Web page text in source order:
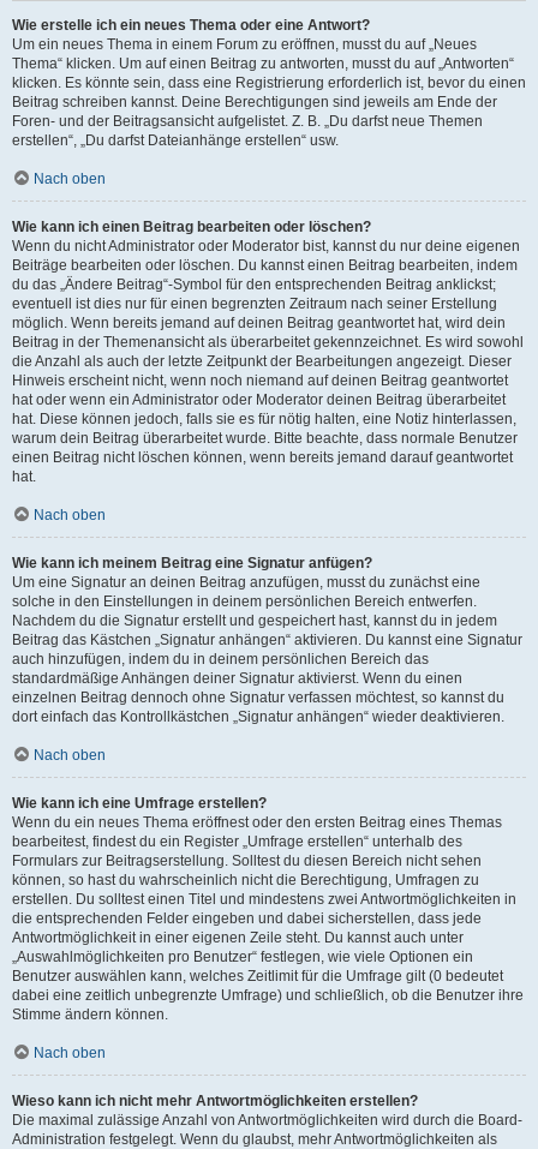
Wie erstelle ich ein neues Thema oder eine Antwort?
Um ein neues Thema in einem Forum zu eröffnen, musst du auf „Neues
Thema“ klicken. Um auf einen Beitrag zu antworten, musst du auf „Antworten“
klicken. Es könnte sein, dass eine Registrierung erforderlich ist, bevor du einen
Beitrag schreiben kannst. Deine Berechtigungen sind jeweils am Ende der
Foren- und der Beitragsansicht aufgelistet. Z. B. „Du darfst neue Themen
erstellen“, „Du darfst Dateianhänge erstellen“ usw.
Nach oben
Wie kann ich einen Beitrag bearbeiten oder löschen?
Wenn du nicht Administrator oder Moderator bist, kannst du nur deine eigenen
Beiträge bearbeiten oder löschen. Du kannst einen Beitrag bearbeiten, indem
du das „Ändere Beitrag“-Symbol für den entsprechenden Beitrag anklickst;
eventuell ist dies nur für einen begrenzten Zeitraum nach seiner Erstellung
möglich. Wenn bereits jemand auf deinen Beitrag geantwortet hat, wird dein
Beitrag in der Themenansicht als überarbeitet gekennzeichnet. Es wird sowohl
die Anzahl als auch der letzte Zeitpunkt der Bearbeitungen angezeigt. Dieser
Hinweis erscheint nicht, wenn noch niemand auf deinen Beitrag geantwortet
hat oder wenn ein Administrator oder Moderator deinen Beitrag überarbeitet
hat. Diese können jedoch, falls sie es für nötig halten, eine Notiz hinterlassen,
warum dein Beitrag überarbeitet wurde. Bitte beachte, dass normale Benutzer
einen Beitrag nicht löschen können, wenn bereits jemand darauf geantwortet
hat.
Nach oben
Wie kann ich meinem Beitrag eine Signatur anfügen?
Um eine Signatur an deinen Beitrag anzufügen, musst du zunächst eine
solche in den Einstellungen in deinem persönlichen Bereich entwerfen.
Nachdem du die Signatur erstellt und gespeichert hast, kannst du in jedem
Beitrag das Kästchen „Signatur anhängen“ aktivieren. Du kannst eine Signatur
auch hinzufügen, indem du in deinem persönlichen Bereich das
standardmäßige Anhängen deiner Signatur aktivierst. Wenn du einen
einzelnen Beitrag dennoch ohne Signatur verfassen möchtest, so kannst du
dort einfach das Kontrollkästchen „Signatur anhängen“ wieder deaktivieren.
Nach oben
Wie kann ich eine Umfrage erstellen?
Wenn du ein neues Thema eröffnest oder den ersten Beitrag eines Themas
bearbeitest, findest du ein Register „Umfrage erstellen“ unterhalb des
Formulars zur Beitragserstellung. Solltest du diesen Bereich nicht sehen
können, so hast du wahrscheinlich nicht die Berechtigung, Umfragen zu
erstellen. Du solltest einen Titel und mindestens zwei Antwortmöglichkeiten in
die entsprechenden Felder eingeben und dabei sicherstellen, dass jede
Antwortmöglichkeit in einer eigenen Zeile steht. Du kannst auch unter
„Auswahlmöglichkeiten pro Benutzer“ festlegen, wie viele Optionen ein
Benutzer auswählen kann, welches Zeitlimit für die Umfrage gilt (0 bedeutet
dabei eine zeitlich unbegrenzte Umfrage) und schließlich, ob die Benutzer ihre
Stimme ändern können.
Nach oben
Wieso kann ich nicht mehr Antwortmöglichkeiten erstellen?
Die maximal zulässige Anzahl von Antwortmöglichkeiten wird durch die Board-
Administration festgelegt. Wenn du glaubst, mehr Antwortmöglichkeiten als